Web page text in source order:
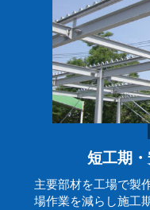
短工期
主要部材を工場で製
場作業を減らし施工